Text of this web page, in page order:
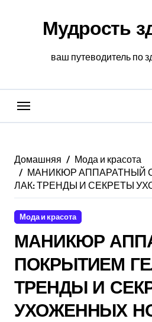
содержаниюМудрость
ваш путеводитель по
Домашняя
Мода и красота
МАНИКЮР АППАРАТНЫЙ
ЛАК: ТРЕНДЫ И СЕКРЕТЫ
Мода и красота
МАНИКЮР
ПОКРЫТИЕМ
ТРЕНДЫ И
УХОЖЕННЫХ